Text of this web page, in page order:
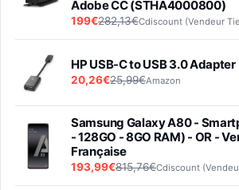
Adobe CC (STHA4000800)
199€282,13€Cdiscount (Vendeur
HP USB-C to USB 3.0 Adapter
20,26€25,99€Amazon
Samsung Galaxy A80 -
- 128GO - 8GO RAM) - OR -
Française
193,99€815,76€Cdiscount